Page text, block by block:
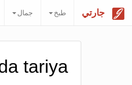
جارتي طبخ جمال
tariya